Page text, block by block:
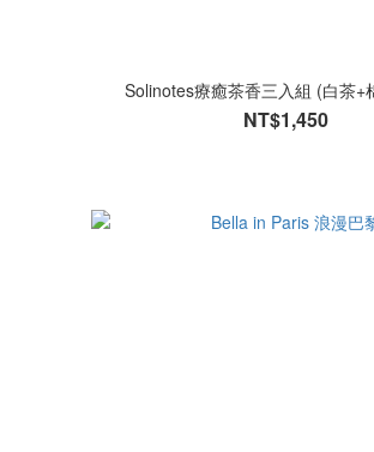
Solinotes療癒茶香三入組 (白茶+
NT$1,450